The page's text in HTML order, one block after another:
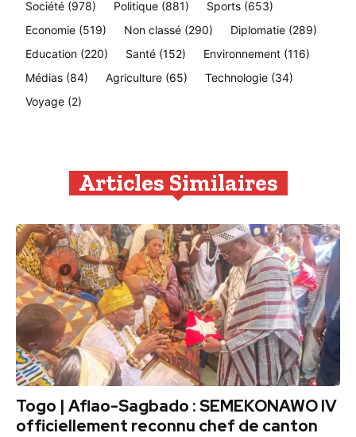
Société (978) Politique (881) Sports (653)
Economie (519) Non classé (290) Diplomatie (289)
Education (220) Santé (152) Environnement (116)
Médias (84) Agriculture (65) Technologie (34)
Voyage (2)
Articles Similaires
Togo | Aflao-Sagbado : SEMEKONAWO IV
officiellement reconnu chef de canton